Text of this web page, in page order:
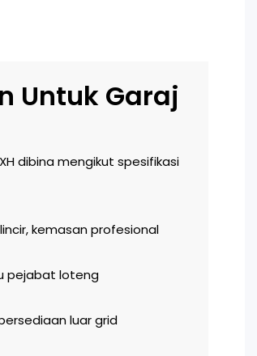
Untuk Garaj
dibina mengikut spesifikasi
kemasan profesional
pejabat loteng
luar grid